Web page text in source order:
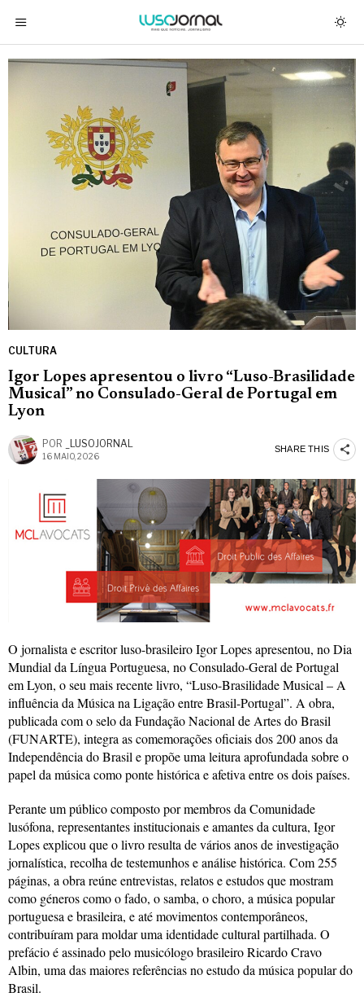
CULTURA
Igor Lopes apresentou o livro “Luso-Brasilidade
Musical” no Consulado-Geral de Portugal em
Lyon
POR _LUSOJORNAL
16 MAIO, 2026
SHARE THIS
O jornalista e escritor luso-brasileiro Igor Lopes apresentou, no Dia
Mundial da Língua Portuguesa, no Consulado-Geral de Portugal
em Lyon, o seu mais recente livro, “Luso-Brasilidade Musical – A
influência da Música na Ligação entre Brasil-Portugal”. A obra,
publicada com o selo da Fundação Nacional de Artes do Brasil
(FUNARTE), integra as comemorações oficiais dos 200 anos da
Independência do Brasil e propõe uma leitura aprofundada sobre o
papel da música como ponte histórica e afetiva entre os dois países.
Perante um público composto por membros da Comunidade
lusófona, representantes institucionais e amantes da cultura, Igor
Lopes explicou que o livro resulta de vários anos de investigação
jornalística, recolha de testemunhos e análise histórica. Com 255
páginas, a obra reúne entrevistas, relatos e estudos que mostram
como géneros como o fado, o samba, o choro, a música popular
portuguesa e brasileira, e até movimentos contemporâneos,
contribuíram para moldar uma identidade cultural partilhada. O
prefácio é assinado pelo musicólogo brasileiro Ricardo Cravo
Albin, uma das maiores referências no estudo da música popular do
Brasil.